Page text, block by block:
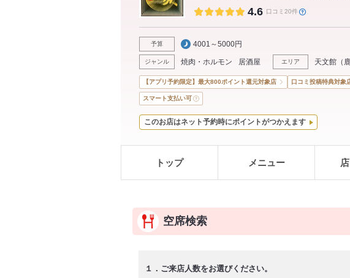
4.6 口コミ20件
予算 4001～5000円
ジャンル 焼肉・ホルモン 居酒屋 エリア 天文館 （
【アプリ予約限定】最大800ポイント還元対象店 口コミ投稿特典対象
スマート支払い可
このお店はネット予約時にポイントがつかえます
トップ メニュー
空席検索
１．ご来店人数をお選びください。